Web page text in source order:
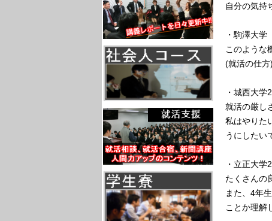
自分の気持
・駒澤大
このような
(就活の仕方
・城西大
就活の厳し
私はやりた
うにしたい
・立正大
たくさんの
また、4年
ことか理解